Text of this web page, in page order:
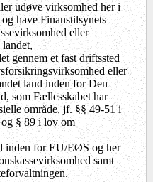
udøve virksomhed her i
have Finanstilsynets
eller
gennem et fast driftssted
eller
land inden for Den
som Fællesskabet har
område, jf. §§ 49-51 i
§ 89 i lov om
inden for EU/EØS og her
samt